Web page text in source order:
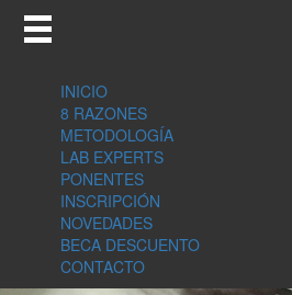
INICIO
8 RAZONES
METODOLOGÍA
LAB EXPERTS
PONENTES
INSCRIPCIÓN
NOVEDADES
BECA DESCUENTO
CONTACTO